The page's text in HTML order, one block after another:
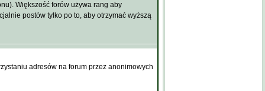
Większość forów używa rang aby
postów tylko po to, aby otrzymać wyższą
adresów na forum przez anonimowych